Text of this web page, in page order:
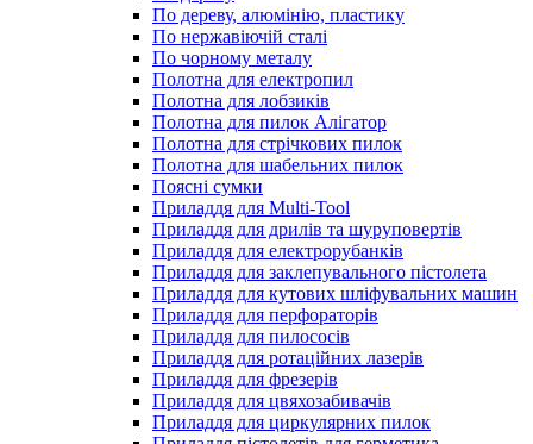
По дереву, алюмінію, пластику
По нержавіючій сталі
По чорному металу
Полотна для електропил
Полотна для лобзиків
Полотна для пилок Алігатор
Полотна для стрічкових пилок
Полотна для шабельних пилок
Поясні сумки
Приладдя для Multi-Tool
Приладдя для дрилів та шуруповертів
Приладдя для електрорубанків
Приладдя для заклепувального пістолета
Приладдя для кутових шліфувальних машин
Приладдя для перфораторів
Приладдя для пилососів
Приладдя для ротаційних лазерів
Приладдя для фрезерів
Приладдя для цвяхозабивачів
Приладдя для циркулярних пилок